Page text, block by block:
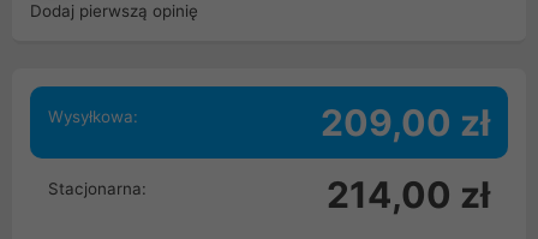
Dodaj pierwszą opinię
Wysyłkowa: 209,00 zł
Stacjonarna: 214,00 zł